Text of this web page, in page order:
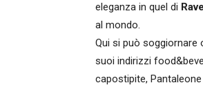
eleganza in quel di
al mondo.
Qui si può
suoi indirizzi
capostipite,